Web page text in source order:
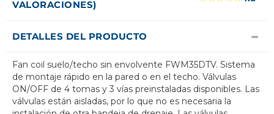
VALORACIONES)
DETALLES DEL PRODUCTO
Fan coil suelo/techo sin envolvente FWM35DTV. Sistema
de montaje rápido en la pared o en el techo. Válvulas
ON/OFF de 4 tomas y 3 vías preinstaladas disponibles. Las
válvulas están aisladas, por lo que no es necesaria la